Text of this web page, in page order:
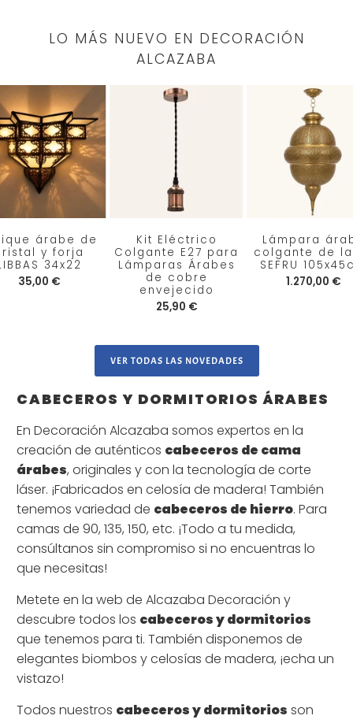
LO MÁS NUEVO EN DECORACIÓN
ALCAZABA
árabe de
y forja
34x22
35,00 €
Kit Eléctrico
Colgante E27 para
Lámparas Árabes
de cobre
envejecido
25,90 €
Lámpara
colgante de
SEFRU
1.270,00 €
VER TODAS LAS NOVEDADES
CABECEROS Y DORMITORIOS ÁRABES
En Decoración Alcazaba somos expertos en la
creación de auténticos cabeceros de cama
árabes, originales y con la tecnología de corte
láser. ¡Fabricados en celosía de madera! También
tenemos variedad de cabeceros de hierro. Para
camas de 90, 135, 150, etc. ¡Todo a tu medida,
consúltanos sin compromiso si no encuentras lo
que necesitas!
Metete en la web de Alcazaba Decoración y
descubre todos los cabeceros y dormitorios
que tenemos para ti. También disponemos de
elegantes biombos y celosías de madera, ¡echa un
vistazo!
Todos nuestros cabeceros y dormitorios son